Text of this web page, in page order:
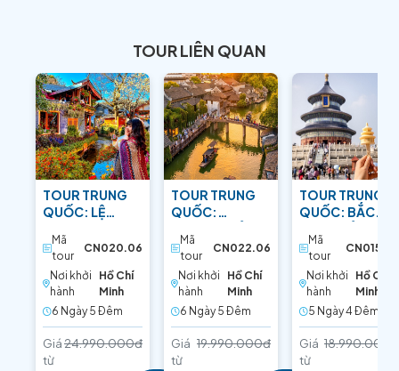
TOUR LIÊN QUAN
TOUR TRUNG
QUỐC: LỆ
SHANGRI-LA:
TIỂU TÂY TẠNG
Mã
tour
CN020.06
Nơi khởi
hành
Hồ Chí
Minh
6 Ngày 5 Ðêm
Giá
từ
24.990.000đ
TOUR TRUNG
QUỐC:
HÀNG CHÂU:
SẮC HOA ANH
ĐÀO
Mã
tour
CN022.06
Nơi khởi
hành
Hồ Chí
Minh
6 Ngày 5 Ðêm
Giá
từ
19.990.000đ
TOUR TRUNG
QUỐC: BẮC
PHƯƠNG ĐÔNG
Mã
tour
CN015.05
Nơi khởi
hành
Hồ Chí
Minh
5 Ngày 4 Ðêm
Giá
từ
18.990.000đ